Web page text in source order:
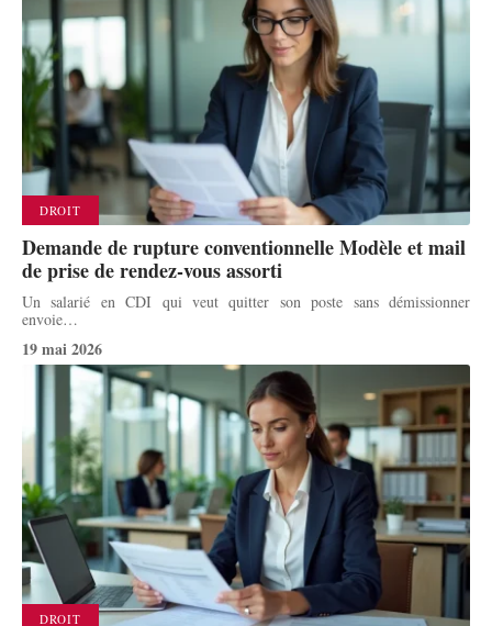
DROIT
Demande de rupture conventionnelle Modèle et mail
de prise de rendez-vous assorti
Un salarié en CDI qui veut quitter son poste sans démissionner
envoie…
19 mai 2026
DROIT